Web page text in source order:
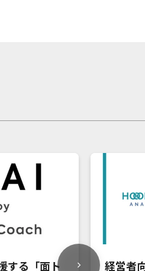
する「面ト
経営者